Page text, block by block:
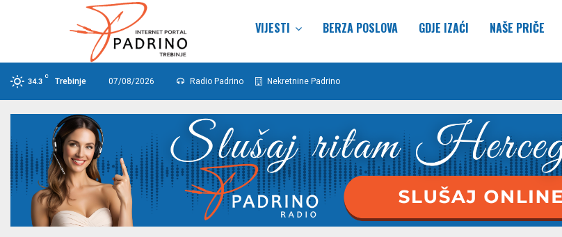
VIJESTI BERZA POSLOVA GDJE IZAĆI NAŠE PRIČE
34.3
C
Trebinje 07/08/2026 Radio Padrino Nekretnine Padrino